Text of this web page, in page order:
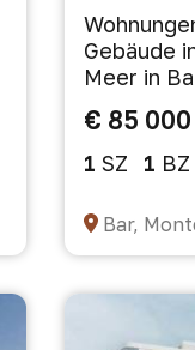
Gebäude
Meer in
€ 85 000
1 SZ 1 BZ
Bar,